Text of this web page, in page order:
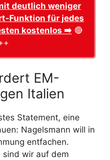
deutlich weniger
Funktion für jedes
kostenlos ➡️ 🔴
EM-
Italien
Statement, eine
Nagelsmann will in
entfachen.
sind wir auf dem